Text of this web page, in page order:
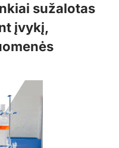
sužalotas
įvykį,